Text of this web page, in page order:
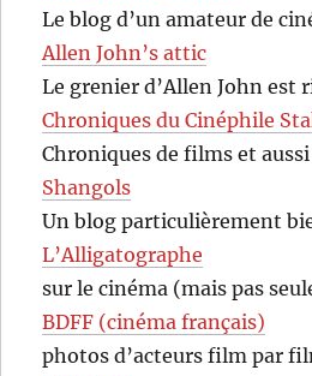
Le blog d’un amateur de
Allen John’s attic
Le grenier d’Allen John est
Chroniques du Cinéphile
Chroniques de films et
Shangols
Un blog particulièrement
L’Alligatographe
sur le cinéma (mais pas
BDFF (cinéma français)
photos d’acteurs film par